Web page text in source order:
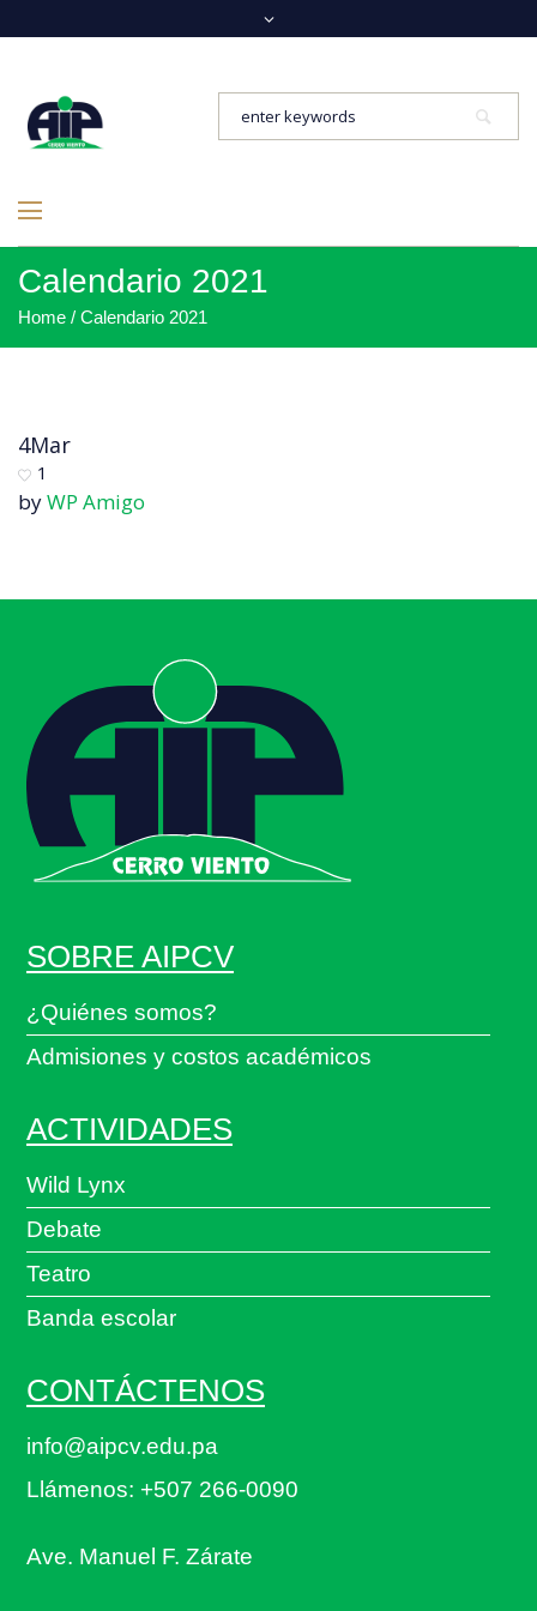
Calendario 2021
Home / Calendario 2021
4Mar
1
byWP Amigo
SOBRE AIPCV
¿Quiénes somos?
Admisiones y costos académicos
ACTIVIDADES
Wild Lynx
Debate
Teatro
Banda escolar
CONTÁCTENOS
info@aipcv.edu.pa
Llámenos: +507 266-0090
Ave. Manuel F. Zárate